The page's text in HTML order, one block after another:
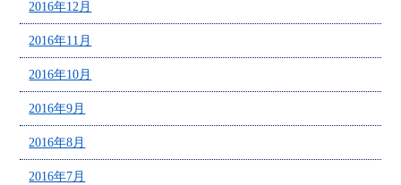
2016年12月
2016年11月
2016年10月
2016年9月
2016年8月
2016年7月